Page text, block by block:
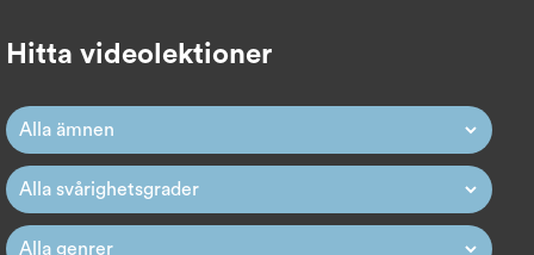
Hitta videolektioner